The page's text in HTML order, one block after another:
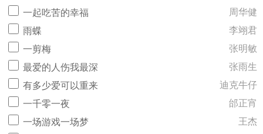
一起吃苦的幸福
周华健
雨蝶
李翊君
一剪梅
张明敏
最爱的人伤我最深
张雨生
有多少爱可以重来
迪克牛仔
一千零一夜
邰正宵
一场游戏一场梦
王杰